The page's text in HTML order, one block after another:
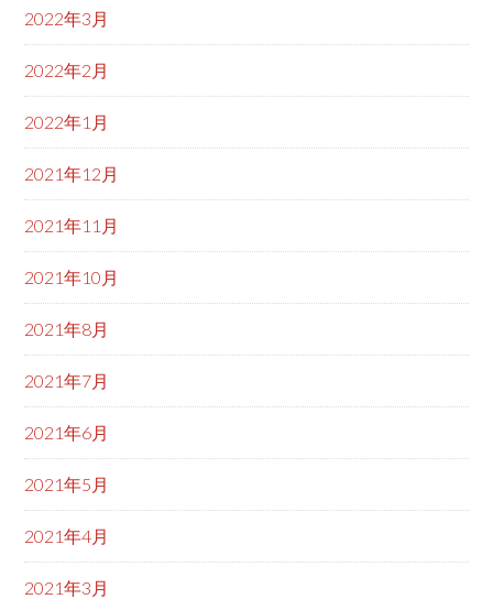
2022年3月
2022年2月
2022年1月
2021年12月
2021年11月
2021年10月
2021年8月
2021年7月
2021年6月
2021年5月
2021年4月
2021年3月